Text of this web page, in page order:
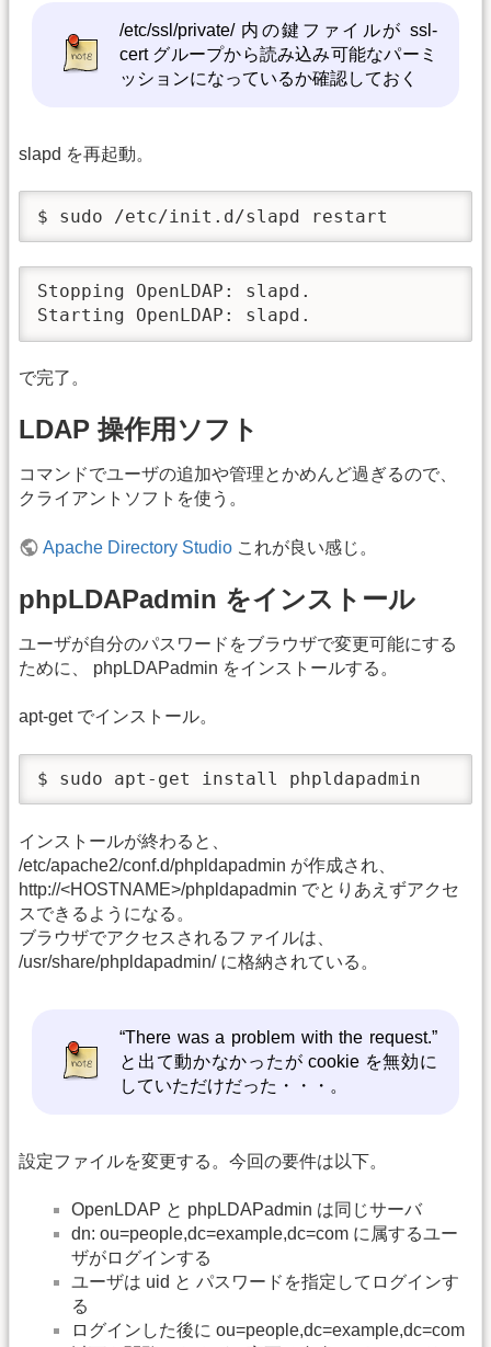
/etc/ssl/private/ 内の鍵ファイルが ssl-
cert グループから読み込み可能なパーミ
ッションになっているか確認しておく
slapd を再起動。
$ sudo /etc/init.d/slapd restart
Stopping OpenLDAP: slapd.
Starting OpenLDAP: slapd.
で完了。
LDAP 操作用ソフト
コマンドでユーザの追加や管理とかめんど過ぎるので、
クライアントソフトを使う。
Apache Directory Studio これが良い感じ。
phpLDAPadmin をインストール
ユーザが自分のパスワードをブラウザで変更可能にする
ために、 phpLDAPadmin をインストールする。
apt-get でインストール。
$ sudo apt-get install phpldapadmin
インストールが終わると、
/etc/apache2/conf.d/phpldapadmin が作成され、
http://<HOSTNAME>/phpldapadmin でとりあえずアクセ
スできるようになる。
ブラウザでアクセスされるファイルは、
/usr/share/phpldapadmin/ に格納されている。
“There was a problem with the request.”
と出て動かなかったが cookie を無効に
していただけだった・・・。
設定ファイルを変更する。今回の要件は以下。
OpenLDAP と phpLDAPadmin は同じサーバ
dn: ou=people,dc=example,dc=com に属するユー
ザがログインする
ユーザは uid と パスワードを指定してログインす
る
ログインした後に ou=people,dc=example,dc=com